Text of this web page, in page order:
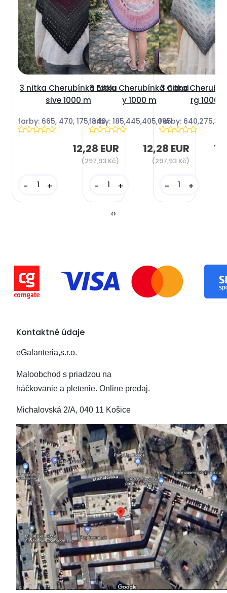
3 nitka Cherubínka Exclu
sive 1000 m
farby: 665, 470, 175, 340
12,28 EUR
(297,93 Kč)
- +
3 nitka Cherubínka Cand
y 1000 m
farby: 185,445,405,095
12,28 EUR
(297,93 Kč)
- +
3 nitka
rg 1000
Farby:
- +
‹›
Kontaktné údaje
eGalanteria,s.r.o.
Maloobchod s priadzou na
háčkovanie a pletenie. Online predaj.
Michalovská 2/A, 040 11 Košice